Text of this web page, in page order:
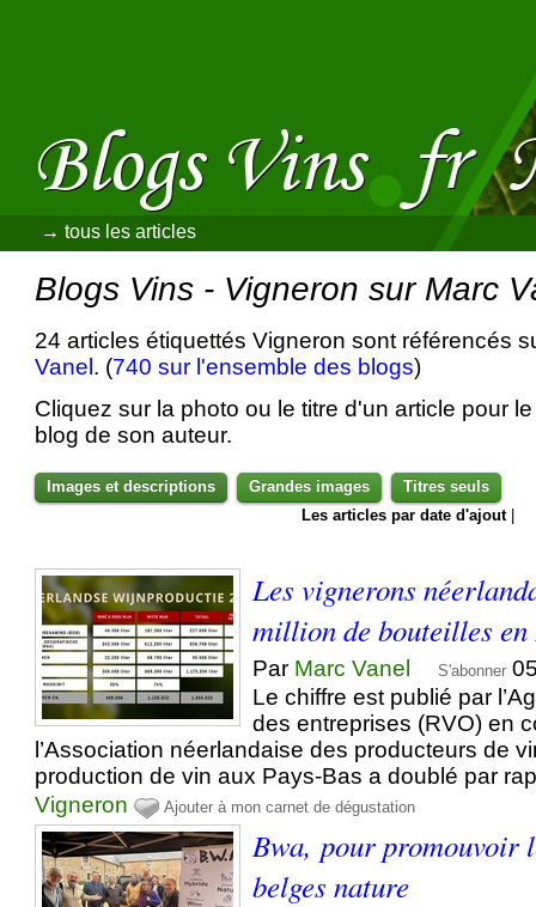
→ tous les articles
Blogs Vins - Vigneron sur Marc
24 articles étiquettés Vigneron sont référencés
Vanel . (740 sur l'ensemble des blogs)
Cliquez sur la photo ou le titre d'un article pour
blog de son auteur.
Images et descriptions Grandes images
Titres seuls
Les articles par date d'ajout|
Les vignerons
million de bouteilles en
Par Marc Vanel S'abonner
Le chiffre est publié par
des entreprises (RVO) en
l’Association néerlandaise des producteurs de
production de vin aux Pays-Bas a doublé par
Vigneron
Ajouter à mon carnet de dégustation
Bwa, pour promouvoir
belges nature